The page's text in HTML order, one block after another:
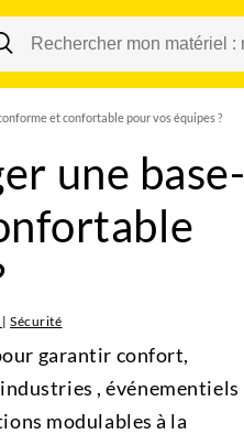
et confortable pour vos équipes ?
une base-
|Sécurité
garantir confort,
, événementiels
modulables à la